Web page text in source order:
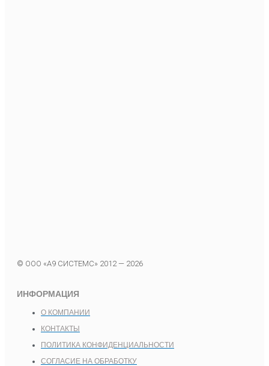
© ООО «А9 СИСТЕМС» 2012 — 2026
ИНФОРМАЦИЯ
О КОМПАНИИ
КОНТАКТЫ
ПОЛИТИКА КОНФИДЕНЦИАЛЬНОСТИ
СОГЛАСИЕ НА ОБРАБОТКУ